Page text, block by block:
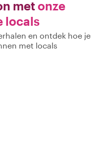
metonze
locals
en ontdek hoe je
met locals